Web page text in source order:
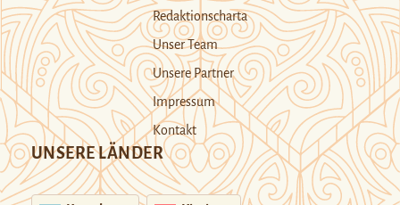
Redaktionscharta
Unser Team
Unsere Partner
Impressum
Kontakt
UNSERE LÄNDER